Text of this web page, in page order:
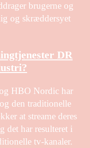
brugerne og
og skræddersyet
DR
HBO Nordic har
den traditionelle
at streame deres
det har resulteret i
tv-kanaler.